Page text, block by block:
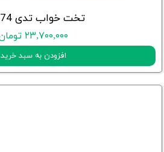
تخت خواب تدی TK174
۲۳,۷۰۰,۰۰۰ تومان
افزودن به سبد خرید